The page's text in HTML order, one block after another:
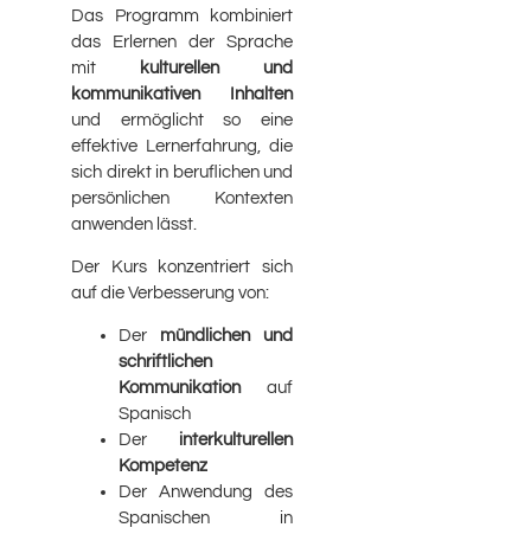
Das Programm kombiniert
das Erlernen der Sprache
mit
kulturellen und
kommunikativen Inhalten
und ermöglicht so eine
effektive Lernerfahrung, die
sich direkt in beruflichen und
persönlichen Kontexten
anwenden lässt.
Der Kurs konzentriert sich
auf die Verbesserung von:
Der mündlichen und
schriftlichen
Kommunikationauf
Spanisch
Der interkulturellen
Kompetenz
Der Anwendung des
Spanischen in